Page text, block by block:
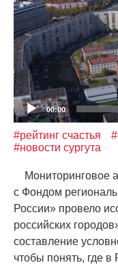
00:00
#рейтинг счастья
#новости сургута
Мониторинговое
с Фондом
России» провело
российских
составление
чтобы понять, где